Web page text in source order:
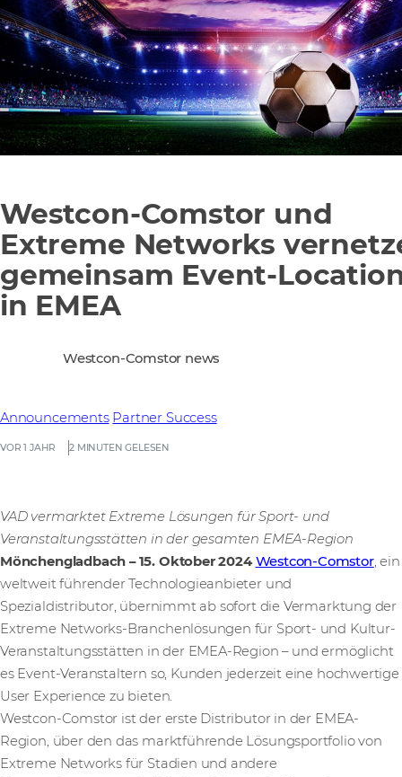
Westcon-Comstor und
Extreme Networks
gemeinsam Event-
in EMEA
VOR 1 JAHR 2 MINUTEN GELESEN
Announcements Partner Success
Westcon-Comstor news
VAD vermarktet Extreme Lösungen für Sport- und
Veranstaltungsstätten in der gesamten EMEA-Region
Mönchengladbach – 15. Oktober 2024 Westcon-Comstor, ein
weltweit führender Technologieanbieter und
Spezialdistributor, übernimmt ab sofort die Vermarktung der
Extreme Networks-Branchenlösungen für Sport- und Kultur-
Veranstaltungsstätten in der EMEA-Region – und ermöglicht
es Event-Veranstaltern so, Kunden jederzeit eine hochwertige
User Experience zu bieten.
Westcon-Comstor ist der erste Distributor in der EMEA-
Region, über den das marktführende Lösungsportfolio von
Extreme Networks für Stadien und andere